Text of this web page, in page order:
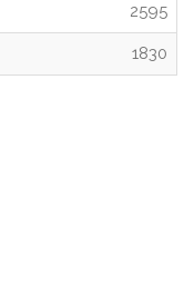
2595
1830